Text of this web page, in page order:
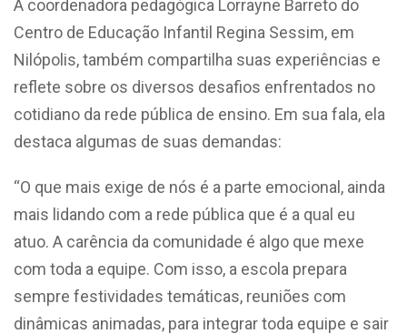
A coordenadora pedagógica Lorrayne Barreto do
Centro de Educação Infantil Regina Sessim, em
Nilópolis, também compartilha suas experiências e
reflete sobre os diversos desafios enfrentados no
cotidiano da rede pública de ensino. Em sua fala, ela
destaca algumas de suas demandas:
“O que mais exige de nós é a parte emocional, ainda
mais lidando com a rede pública que é a qual eu
atuo. A carência da comunidade é algo que mexe
com toda a equipe. Com isso, a escola prepara
sempre festividades temáticas, reuniões com
dinâmicas animadas, para integrar toda equipe e sair